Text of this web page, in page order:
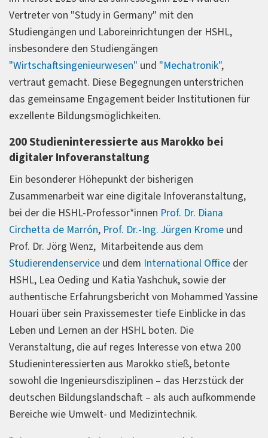
Vertreter von "Study in Germany" mit den
Studiengängen und Laboreinrichtungen der HSHL,
insbesondere den Studiengängen
"Wirtschaftsingenieurwesen" und "Mechatronik",
vertraut gemacht. Diese Begegnungen unterstrichen
das gemeinsame Engagement beider Institutionen für
exzellente Bildungsmöglichkeiten.
200 Studieninteressierte aus Marokko bei
digitaler Infoveranstaltung
Ein besonderer Höhepunkt der bisherigen
Zusammenarbeit war eine digitale Infoveranstaltung,
bei der die HSHL-Professor*innen Prof. Dr. Diana
Circhetta de Marrón, Prof. Dr.-Ing. Jürgen Krome und
Prof. Dr. Jörg Wenz, Mitarbeitende aus dem
Studierendenservice und dem International Office der
HSHL, Lea Oeding und Katia Yashchuk, sowie der
authentische Erfahrungsbericht von Mohammed Yassine
Houari über sein Praxissemester tiefe Einblicke in das
Leben und Lernen an der HSHL boten. Die
Veranstaltung, die auf reges Interesse von etwa 200
Studieninteressierten aus Marokko stieß, betonte
sowohl die Ingenieursdisziplinen – das Herzstück der
deutschen Bildungslandschaft – als auch aufkommende
Bereiche wie Umwelt- und Medizintechnik.